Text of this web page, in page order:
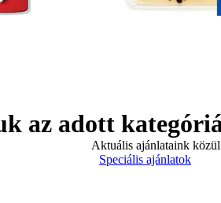
az adott
Aktuális ajánlataink
Speciális ajánlatok